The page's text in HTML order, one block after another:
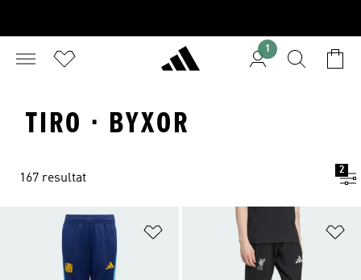
1
TIRO · BYXOR
167 resultat
2
Lägg till på önskelistan